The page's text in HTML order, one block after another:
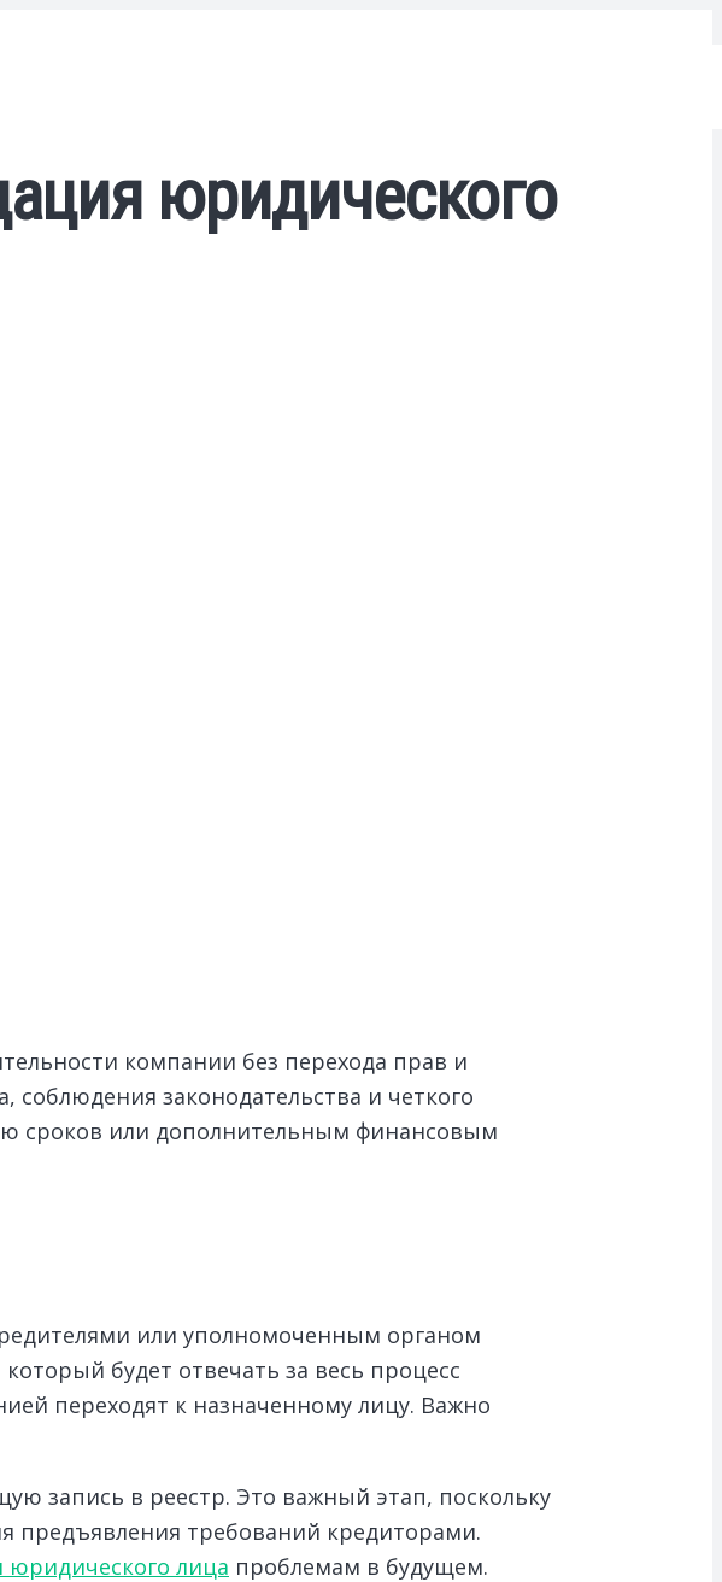
юридического
компании без перехода прав и
соблюдения законодательства и четкого
сроков или дополнительным финансовым
или уполномоченным органом
будет отвечать за весь процесс
переходят к назначенному лицу. Важно
запись в реестр. Это важный этап, поскольку
предъявления требований кредиторами.
юридического лица проблемам в будущем.